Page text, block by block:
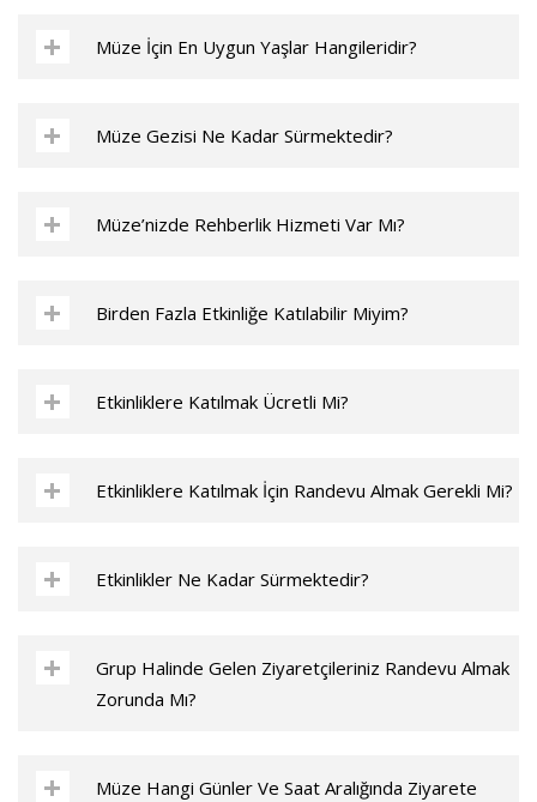
Müze İçin En Uygun Yaşlar Hangileridir?
Müze Gezisi Ne Kadar Sürmektedir?
Müze’nizde Rehberlik Hizmeti Var Mı?
Birden Fazla Etkinliğe Katılabilir Miyim?
Etkinliklere Katılmak Ücretli Mi?
Etkinliklere Katılmak İçin Randevu Almak Gerekli Mi?
Etkinlikler Ne Kadar Sürmektedir?
Grup Halinde Gelen Ziyaretçileriniz Randevu Almak
Zorunda Mı?
Müze Hangi Günler Ve Saat Aralığında Ziyarete